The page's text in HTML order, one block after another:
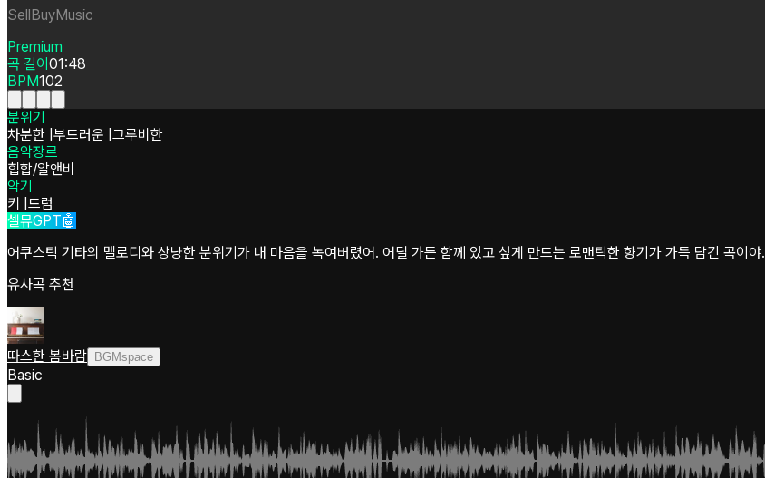
SellBuyMusic
Premium
곡 길이 01:48
BPM102
분위기
차분한 부드러운 그루비한
음악장르
힙합/알앤비
악기
키 드럼
셀뮤GPT🤖
어쿠스틱 기타의 멜로디와 상냥한 분위기가 내 마음을 녹여버렸어. 어딜 가든 함께 있고 싶게 만드는 로맨틱한 향기가 가득 담긴 곡이야.
유사곡 추천
따스한 봄바람 BGMspace
Basic